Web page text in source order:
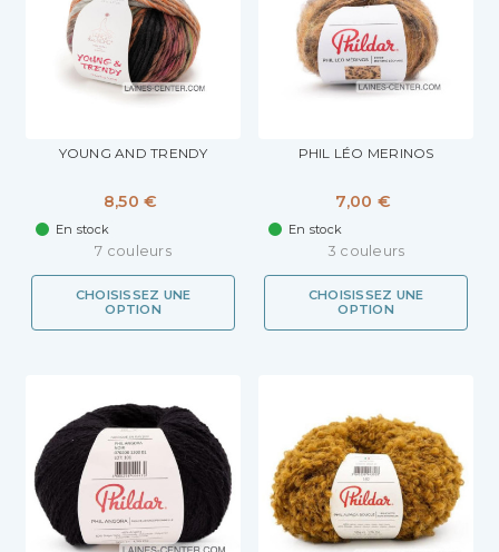
YOUNG AND TRENDY
8,50 €
En stock
7 couleurs
CHOISISSEZ UNE
OPTION
PHIL LÉO MERINOS
7,00 €
En stock
3 couleurs
CHOISISSEZ UNE
OPTION